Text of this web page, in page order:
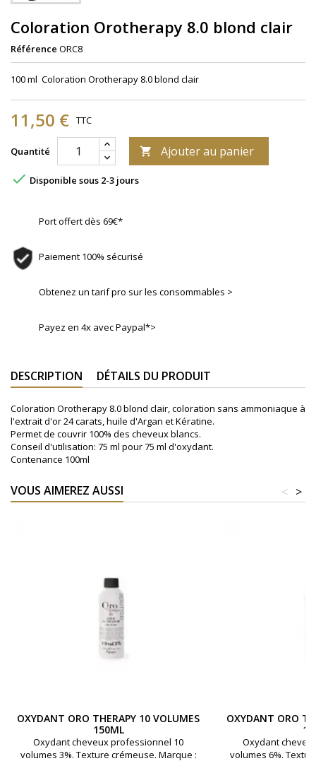
Coloration Orotherapy 8.0 blond clair
Référence ORC8
100 ml Coloration Orotherapy 8.0 blond clair
11,50 € TTC
Quantité  Ajouter au panier
 Disponible sous 2-3 jours
Port offert dès 69€*
Paiement 100% sécurisé
Obtenez un tarif pro sur les consommables >
Payez en 4x avec Paypal*>
DESCRIPTION DÉTAILS DU PRODUIT
Coloration Orotherapy 8.0 blond clair, coloration sans ammoniaque à
l'extrait d'or 24 carats, huile d'Argan et Kératine.
Permet de couvrir 100% des cheveux blancs.
Conseil d'utilisation: 75 ml pour 75 ml d'oxydant.
Contenance 100ml
VOUS AIMEREZ AUSSI >
<
OXYDANT ORO THERAPY 10 VOLUMES
150ML
Oxydant cheveux professionnel 10
volumes 3%. Texture crémeuse. Marque :
OXYDANT ORO
Oxydant
volumes 6%.